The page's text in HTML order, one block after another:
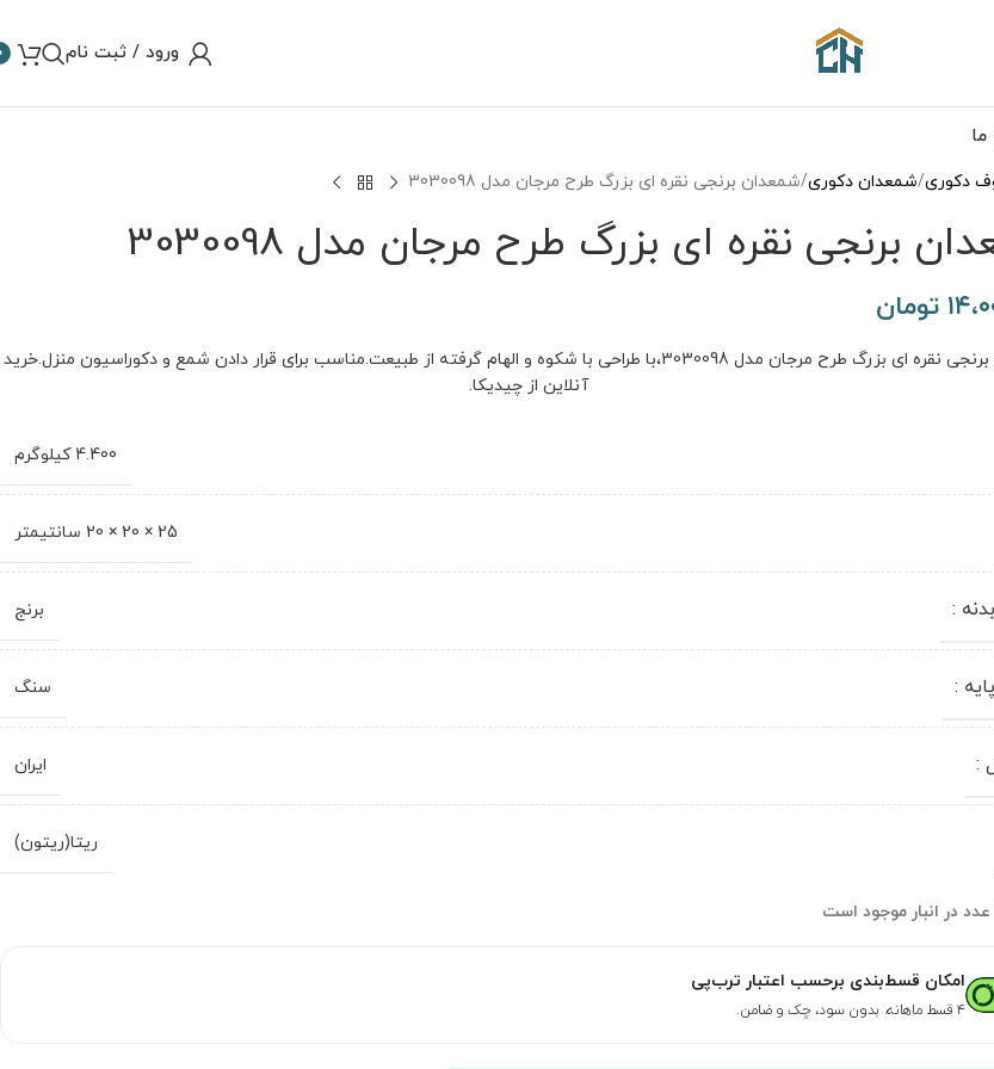
ورود / ثبت نام
دکوری شمعدان دکوری شمعدان برنجی نقره ای بزرگ طرح مرجان مدل 3030098
برنجی نقره ای بزرگ طرح مرجان مدل 3030098
تومان
شمعدان برنجی نقره ای بزرگ طرح مرجان مدل 3030098،با طراحی با شکوه و الهام گرفته از طبیعت.مناسب برای قرار دادن شمع و دکوراسیون منزل.خرید
آنلاین از چیدیکا.
4.400 کیلوگرم
25 × 20 × 20 سانتیمتر
: برنج
: سنگ
: ایران
ریتا(ریتون)
امکان قسط‌بندی برحسب اعتبار ترب‌پی
۴ قسط ماهانه. بدون سود، چک و ضامن.